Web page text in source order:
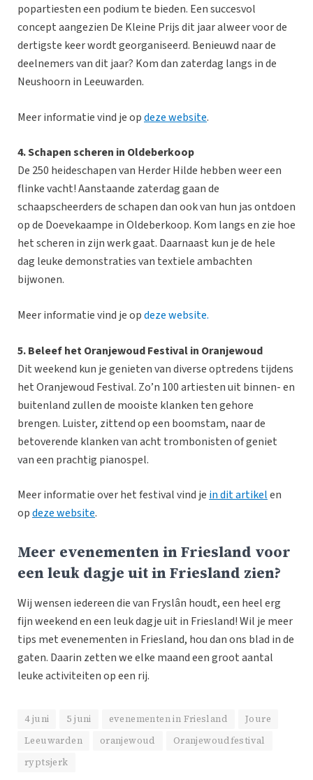
popartiesten een podium te bieden. Een succesvol
concept aangezien De Kleine Prijs dit jaar alweer voor de
dertigste keer wordt georganiseerd. Benieuwd naar de
deelnemers van dit jaar? Kom dan zaterdag langs in de
Neushoorn in Leeuwarden.
Meer informatie vind je opdeze website.
4. Schapen scheren in Oldeberkoop
De 250 heideschapen van Herder Hilde hebben weer een
flinke vacht! Aanstaande zaterdag gaan de
schaapscheerders de schapen dan ook van hun jas ontdoen
op de Doevekaampe in Oldeberkoop. Kom langs en zie hoe
het scheren in zijn werk gaat. Daarnaast kun je de hele
dag leuke demonstraties van textiele ambachten
bijwonen.
Meer informatie vind je opdeze website.
5.Beleef het Oranjewoud Festival in Oranjewoud
Dit weekend kun je genieten van diverse optredens tijdens
het Oranjewoud Festival. Zo’n 100 artiesten uit binnen- en
buitenland zullen de mooiste klanken ten gehore
brengen. Luister, zittend op een boomstam, naar de
betoverende klanken van acht trombonisten of geniet
van een prachtig pianospel.
Meer informatie over het festival vind je in dit artikelen
opdeze website.
Meer evenementen in Friesland voor
een leuk dagje uit in Friesland zien?
Wij wensen iedereen die van Fryslân houdt, een heel erg
fijn weekend en een leuk dagje uit in Friesland! Wil je meer
tips met evenementen in Friesland, hou dan ons blad in de
gaten. Daarin zetten we elke maand een groot aantal
leuke activiteiten op een rij.
4 juni 5 juni evenementen in Friesland
Joure
Leeuwarden
oranjewoud
Oranjewoudfestival
ryptsjerk